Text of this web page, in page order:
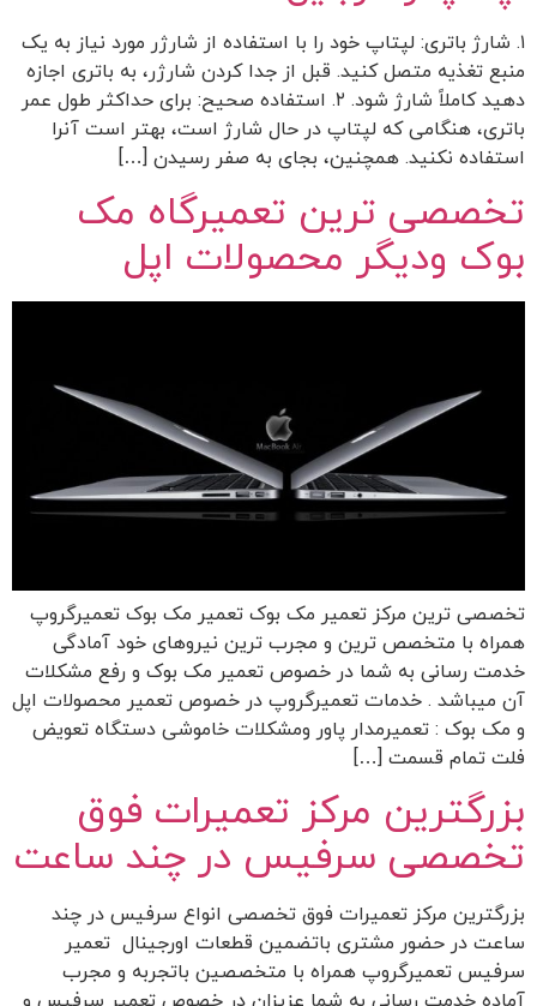
۱. شارژ باتری: لپتاپ خود را با استفاده از شارژر مورد نیاز به یک
منبع تغذیه متصل کنید. قبل از جدا کردن شارژر، به باتری اجازه
دهید کاملاً شارژ شود. ۲. استفاده صحیح: برای حداکثر طول عمر
باتری، هنگامی که لپتاپ در حال شارژ است، بهتر است آنرا
استفاده نکنید. همچنین، بجای به صفر رسیدن […]
تخصصی ترین تعمیرگاه مک
بوک ودیگر محصولات اپل
تخصصی ترین مرکز تعمیر مک بوک تعمیر مک بوک تعمیرگروپ
همراه با متخصص ترین و مجرب ترین نیروهای خود آمادگی
خدمت رسانی به شما در خصوص تعمیر مک بوک و رفع مشکلات
آن میباشد . خدمات تعمیرگروپ در خصوص تعمیر محصولات اپل
و مک بوک : تعمیرمدار پاور ومشکلات خاموشی دستگاه تعویض
فلت تمام قسمت […]
بزرگترین مرکز تعمیرات فوق
تخصصی سرفیس در چند ساعت
بزرگترین مرکز تعمیرات فوق تخصصی انواع سرفیس در چند
ساعت در حضور مشتری باتضمین قطعات اورجینال تعمیر
سرفیس تعمیرگروپ همراه با متخصصین باتجربه و مجرب